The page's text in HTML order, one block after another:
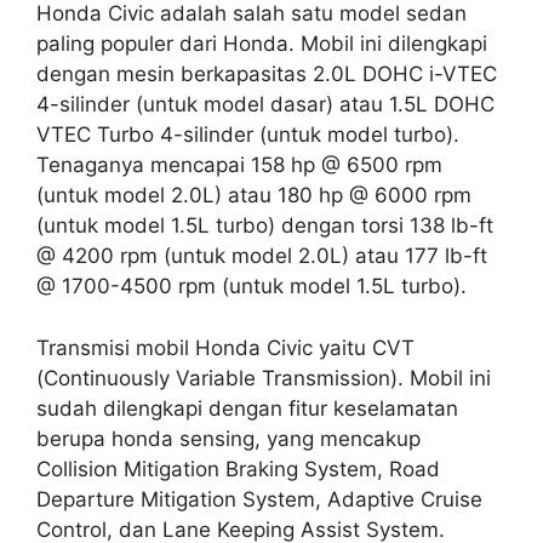
Honda Civic adalah salah satu model sedan
paling populer dari Honda. Mobil ini dilengkapi
dengan mesin berkapasitas 2.0L DOHC i-VTEC
4-silinder (untuk model dasar) atau 1.5L DOHC
VTEC Turbo 4-silinder (untuk model turbo).
Tenaganya mencapai 158 hp @ 6500 rpm
(untuk model 2.0L) atau 180 hp @ 6000 rpm
(untuk model 1.5L turbo) dengan torsi 138 lb-ft
@ 4200 rpm (untuk model 2.0L) atau 177 lb-ft
@ 1700-4500 rpm (untuk model 1.5L turbo).
Transmisi mobil Honda Civic yaitu CVT
(Continuously Variable Transmission). Mobil ini
sudah dilengkapi dengan fitur keselamatan
berupa honda sensing, yang mencakup
Collision Mitigation Braking System, Road
Departure Mitigation System, Adaptive Cruise
Control, dan Lane Keeping Assist System.